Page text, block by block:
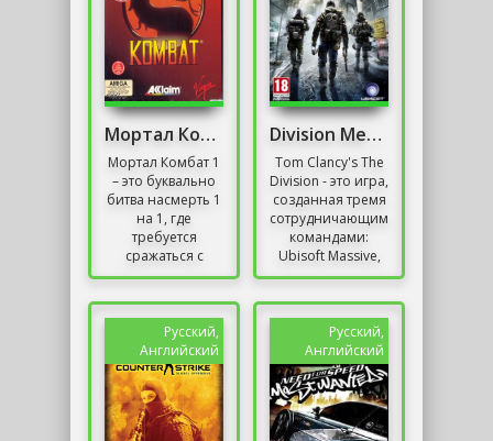
Мортал Комбат 1
Мортал Комбат 1
– это буквально
битва насмерть 1
на 1, где
требуется
сражаться с
самыми разными
собственными
уникальными...
Division Механики
Tom Clancy's The
Division - это игра,
созданная тремя
сотрудничающими
командами:
Ubisoft Massive,
Ubisoft Reflections
Русский,
Английский
Русский,
Английский